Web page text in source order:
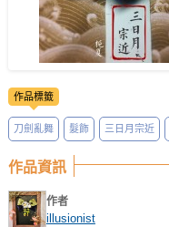
作品標籤
刀劍亂舞 髮飾 三日月宗近
作品資訊
作者
illusionist